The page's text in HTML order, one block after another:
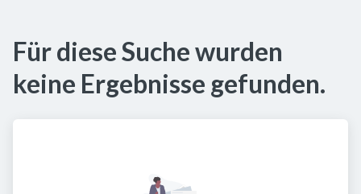
Für diese Suche wurden
keine Ergebnisse gefunden.